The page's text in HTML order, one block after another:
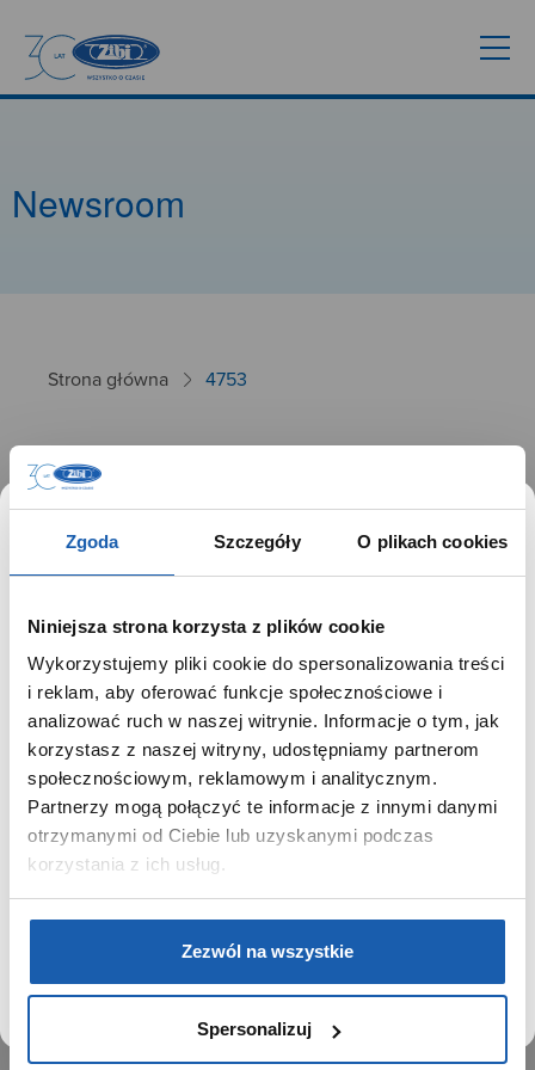
Zgoda Szczegóły O plikach cookies
Niniejsza strona korzysta z plików cookie
Wykorzystujemy pliki cookie do spersonalizowania treści
i reklam, aby oferować funkcje społecznościowe i
analizować ruch w naszej witrynie. Informacje o tym, jak
korzystasz z naszej witryny, udostępniamy partnerom
społecznościowym, reklamowym i analitycznym.
Partnerzy mogą połączyć te informacje z innymi danymi
otrzymanymi od Ciebie lub uzyskanymi podczas
korzystania z ich usług.
Zezwól na wszystkie
Spersonalizuj
Newsroom
Strona główna 4753
4753
26.09.2024
GRUPA ZIBI
Historia
Misja, wizja i wartości Grupy Zibi
Ważne daty
Kariera
Zgoda na ciasteczka
PRODUKTY
Kalkulatory
SIECI SPRZEDAŻY
SZANOWNY UŻYTKOWNIKU,
SZANOWNA UŻYTKOWNICZKO
Używamy plików cookie w celach analitycznych,
statystycznych i marketingowych, w tym aby analizować
ruch w tej witrynie, optymalizować jej działanie oraz
zapamiętywać Twoje preferencje.